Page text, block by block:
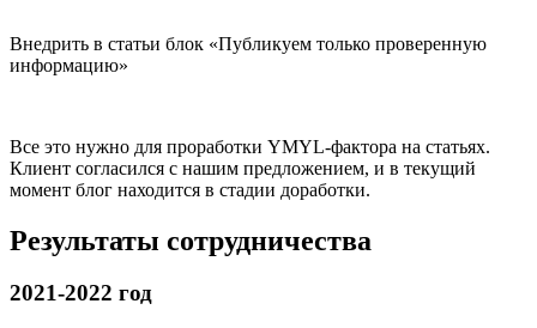
Внедрить в статьи блок «Публикуем только проверенную
информацию»
Все это нужно для проработки YMYL-фактора на статьях.
Клиент согласился с нашим предложением, и в текущий
момент блог находится в стадии доработки.
Результаты сотрудничества
2021-2022 год